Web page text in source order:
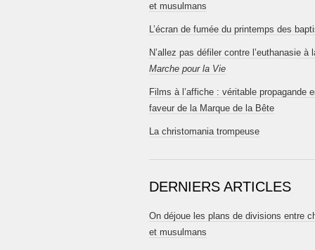
et musulmans
L’écran de fumée du printemps des
N’allez pas défiler contre l’euthanasie à
Marche pour la Vie
Films à l’affiche : véritable propagande
faveur de la Marque de la Bête
La christomania trompeuse
DERNIERS ARTICLES
On déjoue les plans de divisions entre
et musulmans